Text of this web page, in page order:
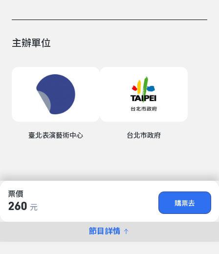
票價
260 元
購票去
節目詳情
主辦單位
臺北表演藝術中心 台北市政府